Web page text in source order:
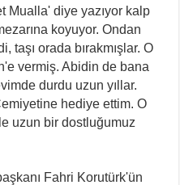
Mualla' diye yazıyor kalp
koyuyor. Ondan
taşı orada bırakmışlar. O
vermiş. Abidin de bana
durdu uzun yıllar.
hediye ettim. O
uzun bir dostluğumuz
Fahri Korutürk'ün